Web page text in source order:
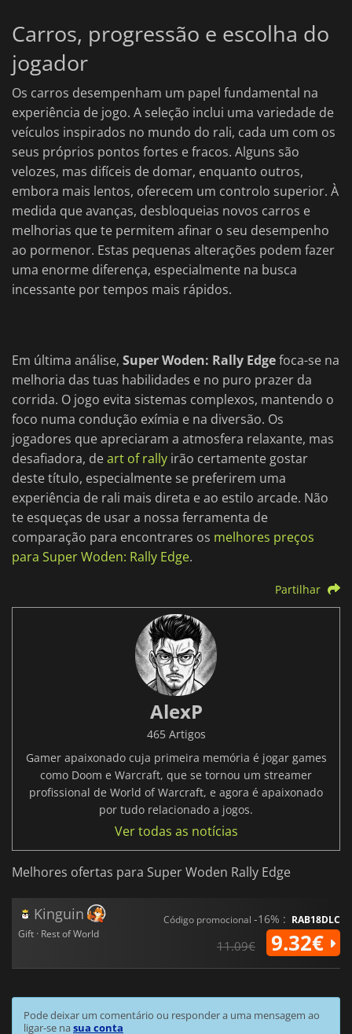
Carros, progressão e escolha do
jogador
Os carros desempenham um papel fundamental na
experiência de jogo. A seleção inclui uma variedade de
veículos inspirados no mundo do rali, cada um com os
seus próprios pontos fortes e fracos. Alguns são
velozes, mas difíceis de domar, enquanto outros,
embora mais lentos, oferecem um controlo superior. À
medida que avanças, desbloqueias novos carros e
melhorias que te permitem afinar o seu desempenho
ao pormenor. Estas pequenas alterações podem fazer
uma enorme diferença, especialmente na busca
incessante por tempos mais rápidos.
Em última análise, Super Woden: Rally Edgefoca-se na
melhoria das tuas habilidades e no puro prazer da
corrida. O jogo evita sistemas complexos, mantendo o
foco numa condução exímia e na diversão. Os
jogadores que apreciaram a atmosfera relaxante, mas
desafiadora, deart of rally irão certamente gostar
deste título, especialmente se preferirem uma
experiência de rali mais direta e ao estilo arcade. Não
te esqueças de usar a nossa ferramenta de
comparação para encontrares os melhores preços
para Super Woden: Rally Edge.
Partilhar
AlexP
465 Artigos
Gamer apaixonado cuja primeira memória é jogar games
como Doom e Warcraft, que se tornou um streamer
profissional de World of Warcraft, e agora é apaixonado
por tudo relacionado a jogos.
Ver todas as notícias
Melhores ofertas para Super Woden Rally Edge
Kinguin
Gift · Rest of World
Código promocional -16% : RAB18DLC
11.09€ 9.32€
Pode deixar um comentário ou responder a uma mensagem ao
ligar-se nasua conta